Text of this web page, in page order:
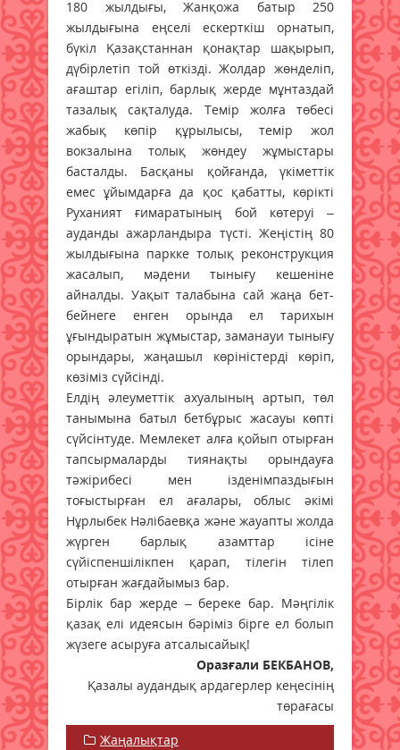
180 жылдығы, Жанқожа батыр 250
жылдығына еңселі ескерткіш орнатып,
бүкіл Қазақстаннан қонақтар шақырып,
дүбірлетіп той өткізді. Жолдар жөнделіп,
ағаштар егіліп, барлық жерде мұнтаздай
тазалық сақталуда. Темір жолға төбесі
жабық көпір құрылысы, темір жол
вокзалына толық жөндеу жұмыстары
басталды. Басқаны қойғанда, үкіметтік
емес ұйымдарға да қос қабатты, көрікті
Руханият ғимаратының бой көтеруі –
ауданды ажарландыра түсті. Жеңістің 80
жылдығына паркке толық реконструкция
жасалып, мәдени тынығу кешеніне
айналды. Уақыт талабына сай жаңа бет-
бейнеге енген орында ел тарихын
ұғындыратын жұмыстар, заманауи тынығу
орындары, жаңашыл көріністерді көріп,
көзіміз сүйсінді.
Елдің әлеуметтік ахуалының артып, төл
танымына батыл бетбұрыс жасауы көпті
сүйсінтуде. Мемлекет алға қойып отырған
тапсырмаларды тиянақты орындауға
тәжірибесі мен ізденімпаздығын
тоғыстырған ел ағалары, облыс әкімі
Нұрлыбек Нәлібаевқа және жауапты жолда
жүрген барлық азамттар ісіне
сүйіспеншілікпен қарап, тілегін тілеп
отырған жағдайымыз бар.
Бірлік бар жерде – береке бар. Мәңгілік
қазақ елі идеясын бәріміз бірге ел болып
жүзеге асыруға атсалысайық!
Оразғали БЕКБАНОВ,
Қазалы аудандық ардагерлер кеңесінің
төрағасы
Жаңалықтар